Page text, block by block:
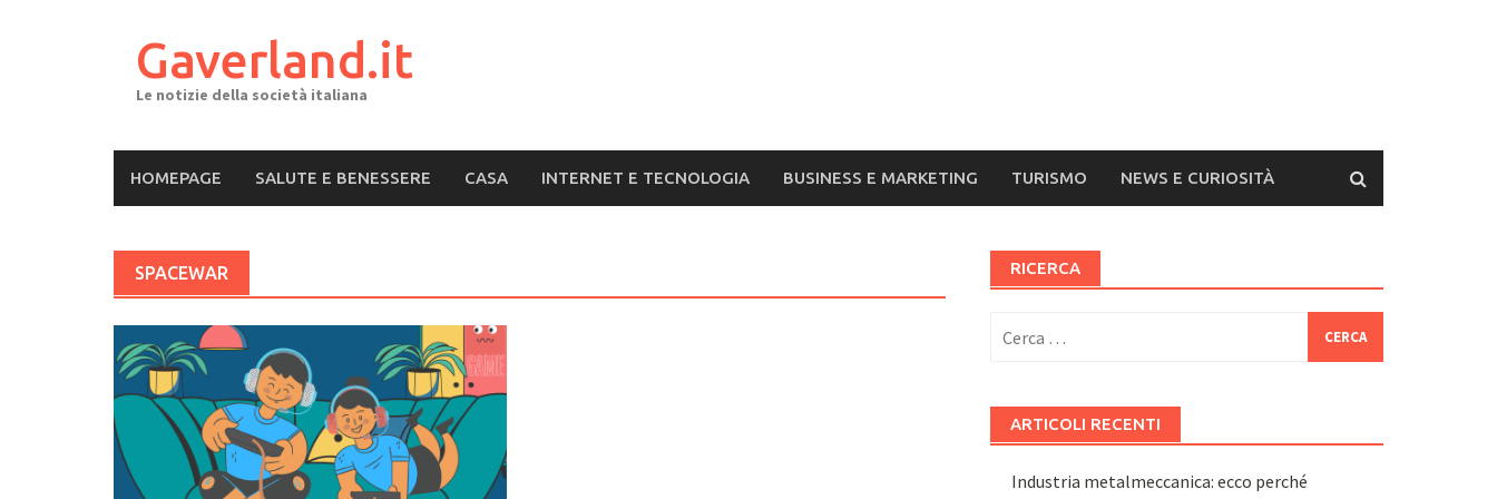
Gaverland.it
Le notizie della società italiana
HOMEPAGE SALUTE E BENESSERE CASA INTERNET E TECNOLOGIA BUSINESS E MARKETING TURISMO NEWS E CURIOSITÀ
SPACEWAR RICERCA
per:
ARTICOLI RECENTI
Industria metalmeccanica: ecco perché